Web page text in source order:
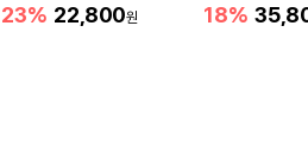
23% 22,800원 18%